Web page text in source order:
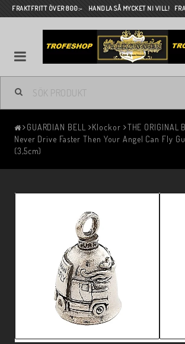
FRAKTFRITT ÖVER 800:- HANDLA SÅ MYCKET NI VILL!
GUARDIAN BELL Klockor THE ORIGINAL
Never Drive Faster Then Your Angel Can Fly
(3,5cm)